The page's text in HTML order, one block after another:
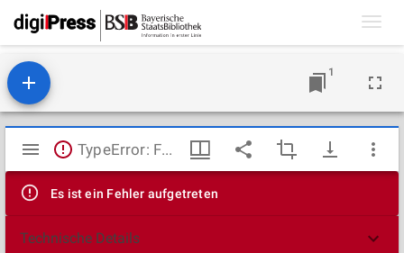
1
Mirador
Viewer
TypeError: Failed to fetch
Es ist ein Fehler aufgetreten
Technische Details